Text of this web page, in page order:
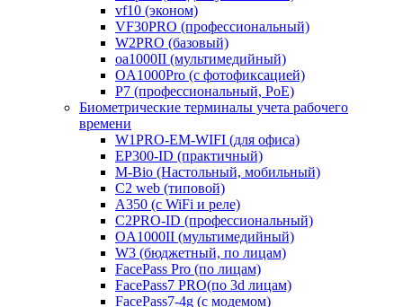
vf10 (эконом)
VF30PRO (профессиональный)
W2PRO (базовый)
oa1000II (мультимедийный)
OA1000Pro (с фотофиксацией)
P7 (профессиональный, PoE)
Биометрические терминалы учета рабочего
времени
W1PRO-EM-WIFI (для офиса)
EP300-ID (практичный)
M-Bio (Настольный, мобильный)
С2 web (типовой)
A350 (с WiFi и реле)
C2PRO-ID (профессиональный)
OA1000II (мультимедийный)
W3 (бюджетный, по лицам)
FacePass Pro (по лицам)
FacePass7 PRO(по 3d лицам)
FacePass7-4g (с модемом)